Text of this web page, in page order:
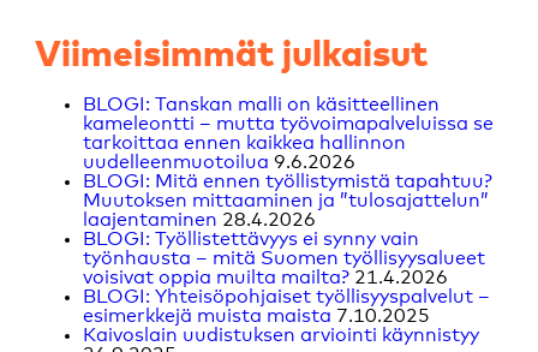
Viimeisimmät julkaisut
BLOGI: Tanskan malli on käsitteellinen
kameleontti – mutta työvoimapalveluissa se
tarkoittaa ennen kaikkea hallinnon
uudelleenmuotoilua 9.6.2026
BLOGI: Mitä ennen työllistymistä tapahtuu?
Muutoksen mittaaminen ja ”tulosajattelun”
laajentaminen 28.4.2026
BLOGI: Työllistettävyys ei synny vain
työnhausta – mitä Suomen työllisyysalueet
voisivat oppia muilta mailta? 21.4.2026
BLOGI: Yhteisöpohjaiset työllisyyspalvelut –
esimerkkejä muista maista 7.10.2025
Kaivoslain uudistuksen arviointi käynnistyy